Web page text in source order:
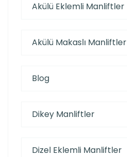
Akülü Eklemli Manliftler
Akülü Makaslı Manliftler
Blog
Dikey Manliftler
Dizel Eklemli Manliftler